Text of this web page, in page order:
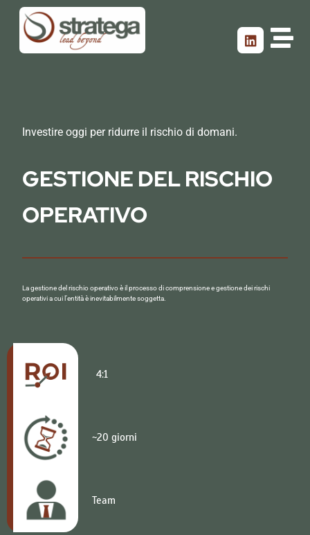
Investire oggi per ridurre il rischio di domani.
GESTIONE DEL RISCHIO
OPERATIVO
La gestione del rischio operativo è il processo di comprensione e gestione dei rischi
operativi a cui l’entità è inevitabilmente soggetta.
4:1
~20 giorni
Team